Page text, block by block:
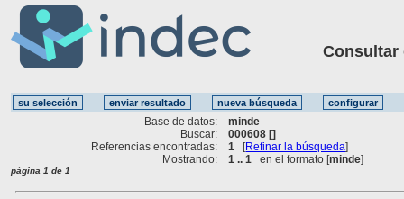
Consultar
Base de datos:
minde
Buscar:
000608 []
Referencias encontradas:
1 [Refinar la búsqueda]
Mostrando:
1 .. 1 en el formato [minde]
página 1 de 1